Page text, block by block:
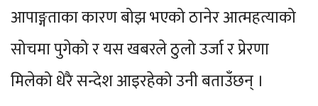
आपाङ्गताका कारण बोझ भएको ठानेर आत्महत्याको
सोचमा पुगेको र यस खबरले ठुलो उर्जा र प्रेरणा
मिलेको धेरै सन्देश आइरहेको उनी बताउँछन् ।